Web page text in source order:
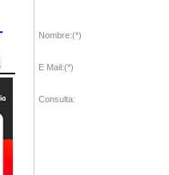
Nombre:(*)
E Mail:(*)
Consulta: